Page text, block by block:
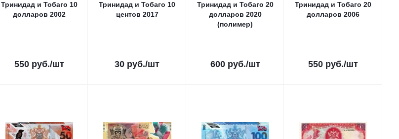
Тринидад и Тобаго 10
долларов 2002
550 руб./шт
Тринидад и Тобаго 10
центов 2017
30 руб./шт
Тринидад и Тобаго 20
долларов 2020
(полимер)
600руб./шт
Тринидад и Тобаго 20
долларов 2006
550руб./шт